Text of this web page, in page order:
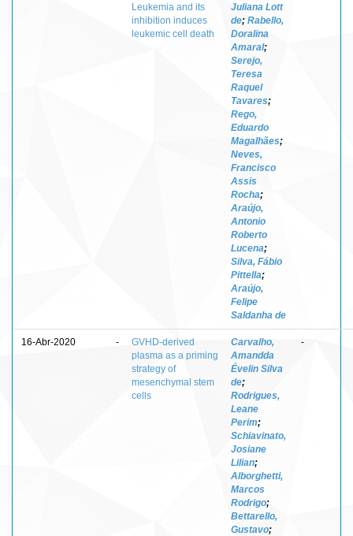
Leukemia and its
inhibition induces
leukemic cell death
Juliana Lott
de; Rabello,
Doralina
Amaral;
Serejo,
Teresa
Raquel
Tavares;
Rego,
Eduardo
Magalhães;
Neves,
Francisco
Assis
Rocha;
Araújo,
Antonio
Roberto
Lucena;
Silva, Fábio
Pittella;
Araújo,
Felipe
Saldanha de
16-Abr-2020 -
GVHD-derived
plasma as a priming
strategy of
mesenchymal stem
cells
Carvalho,
Amandda
Évelin Silva
de;
Rodrigues,
Leane
Perim;
Schiavinato,
Josiane
Lilian;
Alborghetti,
Marcos
Rodrigo;
Bettarello,
Gustavo;
-